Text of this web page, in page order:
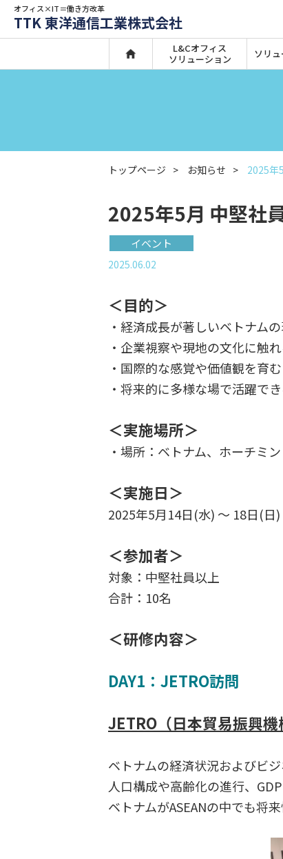
オフィス×IT＝働き方改革
TTK 東洋通信工業株式会社
L&Cオフィス
ソリューション
ソリ
トップページ お知らせ 2025年
2025年5月 中堅社
イベント
2025.06.02
＜目的＞
・経済成長が著しいベトナム
・企業視察や現地の文化に触
・国際的な感覚や価値観を育
・将来的に多様な場で活躍で
＜実施場所＞
・場所：ベトナム、ホーチミン
＜実施日＞
2025年5月14日(水) 〜 18日(日)
＜参加者＞
対象：中堅社員以上
合計：10名
＜研修内容＞
DAY1：JETRO訪問
JETRO（日本貿易振興
ベトナムの経済状況およびビ
人口構成や高齢化の進行、
ベトナムがASEANの中でも将